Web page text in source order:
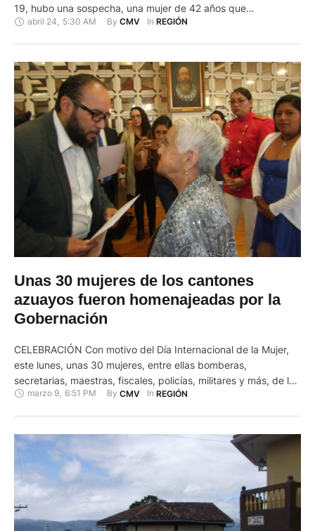
19, hubo una sospecha, una mujer de 42 años que
presentaba síntomas similares a esta enfermedad, pero
abril 24 5:30 AM By CMV In REGIÓN
Unas 30 mujeres de los cantones
azuayos fueron homenajeadas por la
Gobernación
CELEBRACIÓN Con motivo del Día Internacional de la Mujer,
este lunes, unas 30 mujeres, entre ellas bomberas,
secretarias, maestras, fiscales, policías, militares y más, de los
15 cantones del Azuay, fueron homenajeadas ayer en un
sanfernandense que en …
marzo 9, 6:51 PM By CMV In REGIÓN